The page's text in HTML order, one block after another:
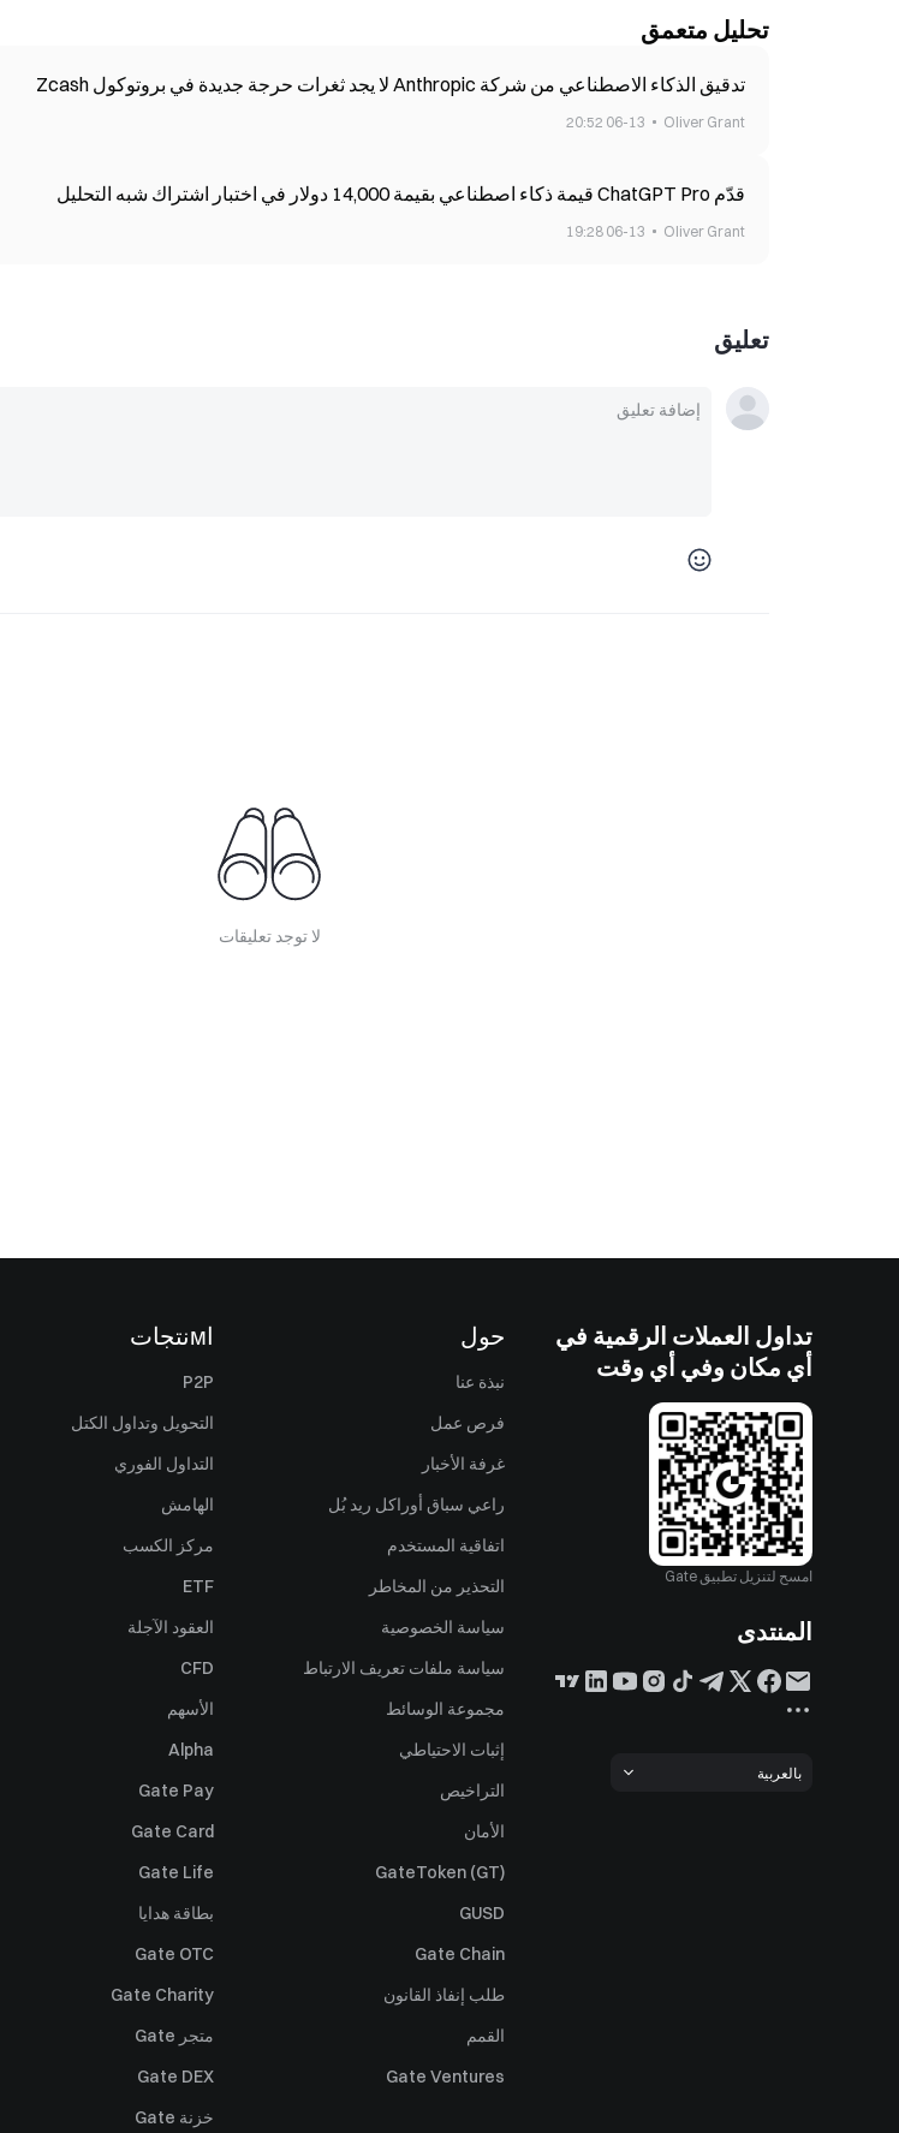
تحليل متعمق
تدقيق الذكاء الاصطناعي من شركة Anthropic لا يجد ثغرات حرجة جديدة في بروتوكول Zcash
Oliver Grant
06-13 20:52
قدّم ChatGPT Pro قيمة ذكاء اصطناعي بقيمة 14,000 دولار في اختبار اشتراك شبه التحليل
Oliver Grant
06-13 19:28
تعليق
لا توجد تعليقات
تداول العملات الرقمية في
أي مكان وفي أي وقت
امسح لتنزيل تطبيق Gate
المنتدى
بالعربية
حول
نبذة عنا
فرص عمل
غرفة الأخبار
راعي سباق أوراكل ريد بُل
اتفاقية المستخدم
التحذير من المخاطر
سياسة الخصوصية
سياسة ملفات تعريف الارتباط
مجموعة الوسائط
إثبات الاحتياطي
التراخيص
الأمان
GateToken (GT)
GUSD
Gate Chain
طلب إنفاذ القانون
القمم
Gate Ventures
اмنتجات
P2P
التحويل وتداول الكتل
التداول الفوري
الهامش
مركز الكسب
ETF
العقود الآجلة
CFD
الأسهم
Alpha
Gate Pay
Gate Card
Gate Life
بطاقة هدايا
Gate OTC
Gate Charity
متجر Gate
Gate DEX
خزنة Gate